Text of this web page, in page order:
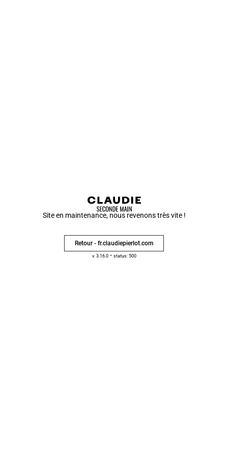
Site en maintenance, nous revenons très vite !
Retour - fr.claudiepierlot.com
v. 3.16.0- status: 500